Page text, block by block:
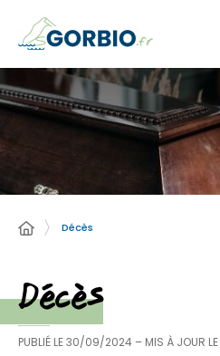
Décès
Décès
PUBLIÉ LE30/09/2024 – MIS À JOUR LE